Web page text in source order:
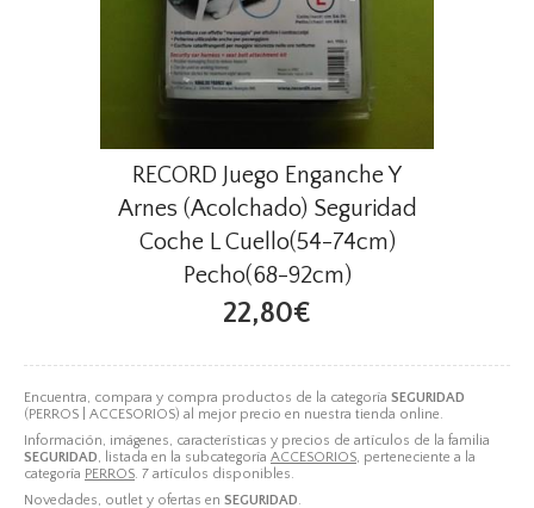
Encuentra, compara y compra productos de la categoría SEGURIDAD
(PERROS | ACCESORIOS) al mejor precio en nuestra tienda online.
Información, imágenes, características y precios de artículos de la familia
SEGURIDAD, listada en la subcategoría ACCESORIOS, perteneciente a la
categoría PERROS. 7 artículos disponibles.
Novedades, outlet y ofertas en SEGURIDAD.
RECORD Juego Enganche Y
Arnes (Acolchado) Seguridad
Coche L Cuello(54-74cm)
Pecho(68-92cm)
22,80€